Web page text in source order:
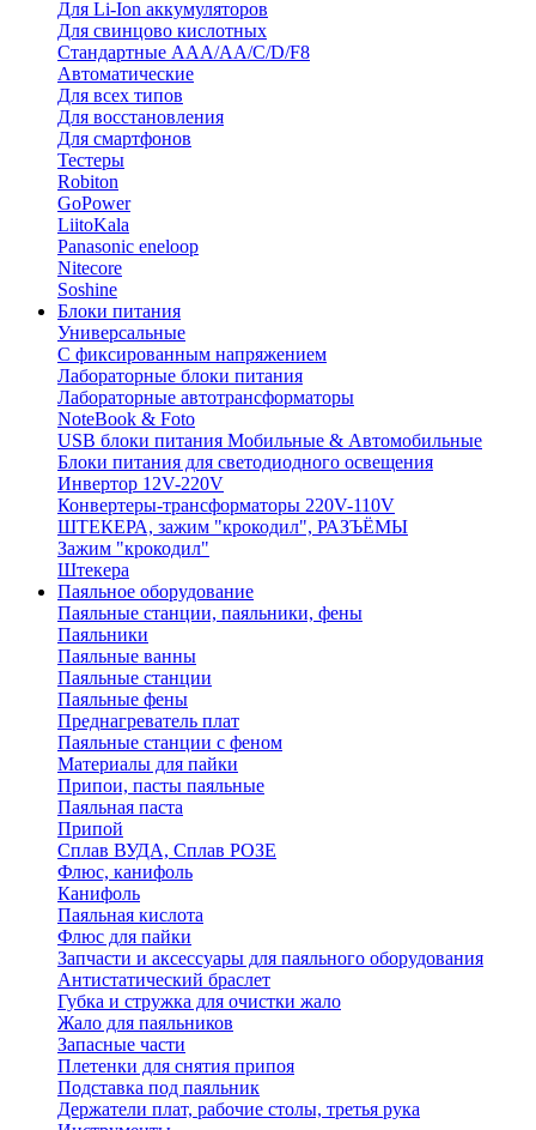
Для Li-Ion аккумуляторов
Для свинцово кислотных
Стандартные ААА/АА/С/D/F8
Автоматические
Для всех типов
Для восстановления
Для смартфонов
Тестеры
Robiton
GoPower
LiitoKala
Panasonic eneloop
Nitecore
Soshine
Блоки питания
Универсальные
C фиксированным напряжением
Лабораторные блоки питания
Лабораторные автотрансформаторы
NoteBook & Foto
USB блоки питания Мобильные & Автомобильные
Блоки питания для светодиодного освещения
Инвертор 12V-220V
Конвертеры-трансформаторы 220V-110V
ШТЕКЕРА, зажим "крокодил", РАЗЪЁМЫ
Зажим "крокодил"
Штекера
Паяльное оборудование
Паяльные станции, паяльники, фены
Паяльники
Паяльные ванны
Паяльные станции
Паяльные фены
Преднагреватель плат
Паяльные станции с феном
Материалы для пайки
Припои, пасты паяльные
Паяльная паста
Припой
Сплав ВУДА, Сплав РОЗЕ
Флюс, канифоль
Канифоль
Паяльная кислота
Флюс для пайки
Запчасти и аксессуары для паяльного оборудования
Антистатический браслет
Губка и стружка для очистки жало
Жало для паяльников
Запасные части
Плетенки для снятия припоя
Подставка под паяльник
Держатели плат, рабочие столы, третья рука